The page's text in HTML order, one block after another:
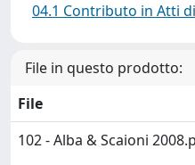
04.1 Contributo in Atti
File in questo prodotto:
File
102 - Alba & Scaioni